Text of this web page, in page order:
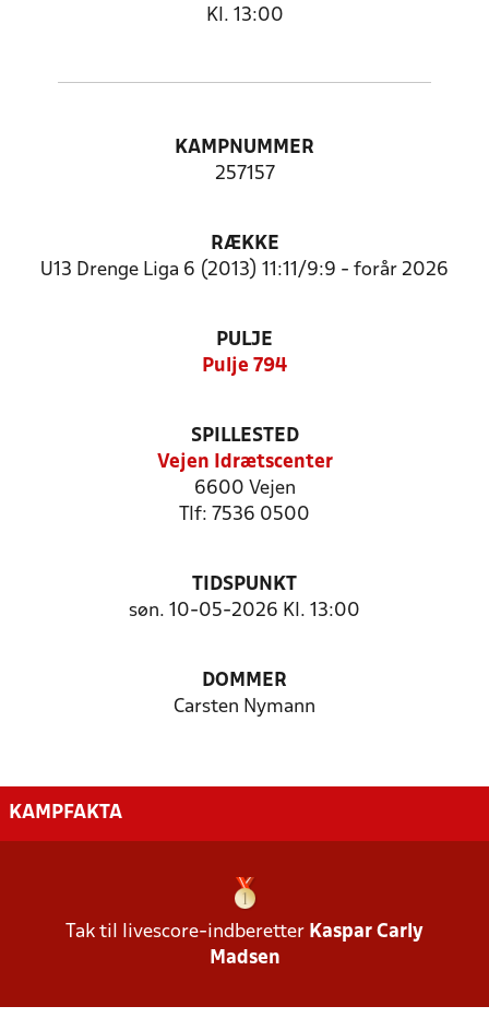
Kl. 13:00
KAMPNUMMER
257157
RÆKKE
U13 Drenge Liga 6 (2013) 11:11/9:9 - forår 2026
PULJE
Pulje 794
SPILLESTED
Vejen Idrætscenter
6600 Vejen
Tlf: 7536 0500
TIDSPUNKT
søn. 10-05-2026 Kl. 13:00
DOMMER
Carsten Nymann
KAMPFAKTA
Tak til livescore-indberetter Kaspar Carly
Madsen